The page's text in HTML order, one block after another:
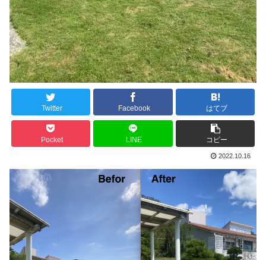
Twitter Facebook はてブ
Pocket LINE コピー
2022.10.16